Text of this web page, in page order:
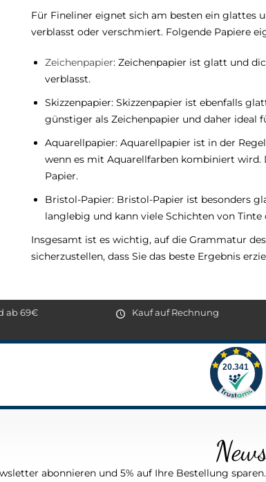
Für Fineliner eignet sich am besten ein glattes
verblasst oder verschmiert. Folgende Papiere
Zeichenpapier: Zeichenpapier ist glatt und
verblasst.
Skizzenpapier: Skizzenpapier ist ebenfalls
günstiger als Zeichenpapier und daher ideal
Aquarellpapier: Aquarellpapier ist in der
wenn es mit Aquarellfarben kombiniert
Papier.
Bristol-Papier: Bristol-Papier ist besonders
langlebig und kann viele Schichten von Tinte
Insgesamt ist es wichtig, auf die Grammatur
sicherzustellen, dass Sie das beste Ergebnis
ab 69€ Kauf auf Rechnung
abonnieren und 5% auf Ihre Bestellung